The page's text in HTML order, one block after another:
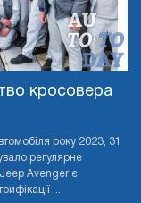
кросовера
року 2023, 31
регулярне
Avenger є
...